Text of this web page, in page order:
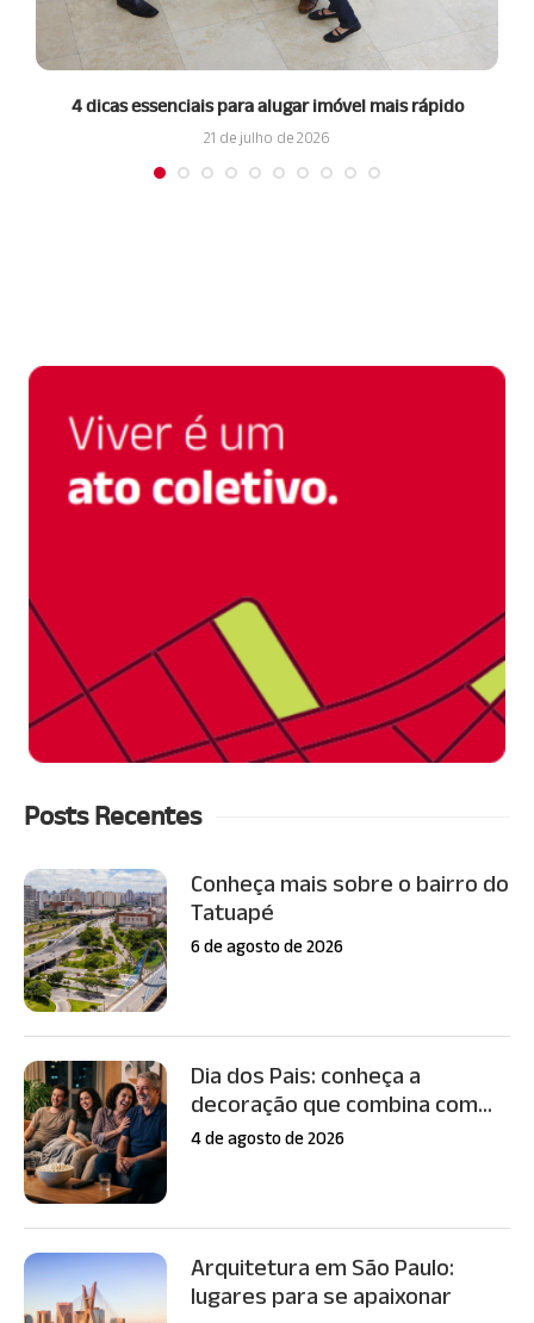
4 dicas essenciais para alugar imóvel mais rápido
21 de julho de 2026
Posts Recentes
Conheça mais sobre o bairro do
Tatuapé
6 de agosto de 2026
Dia dos Pais: conheça a
decoração que combina com...
4 de agosto de 2026
Arquitetura em São Paulo:
lugares para se apaixonar